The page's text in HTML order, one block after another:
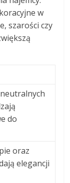
w
szarości czy
do
oraz
elegancji